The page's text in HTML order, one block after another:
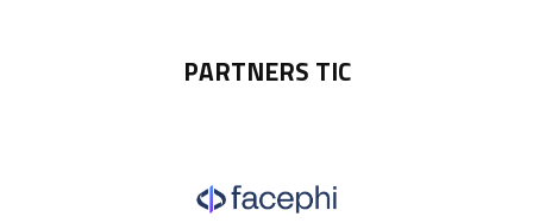
PARTNERS TIC